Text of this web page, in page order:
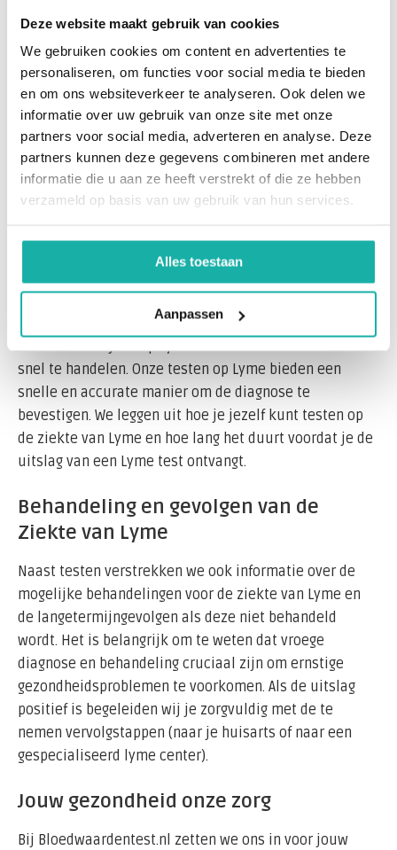
Deze website maakt gebruik van cookies
We gebruiken cookies om content en advertenties te
personaliseren, om functies voor social media te bieden
en om ons websiteverkeer te analyseren. Ook delen we
informatie over uw gebruik van onze site met onze
partners voor social media, adverteren en analyse. Deze
partners kunnen deze gegevens combineren met andere
informatie die u aan ze heeft verstrekt of die ze hebben
verzameld op basis van uw gebruik van hun services.
Alles toestaan
Aanpassen
De symptomen en het testen
Het is cruciaal om de symptomen van de ziekte van
Lyme te herkennen, zoals huiduitslag, vermoeidheid,
koorts, en gewrichtspijn. Wij bieden uitgebreide
informatie over deze symptomen en de stappen die je
kunt nemen als je denkt blootgesteld te zijn aan een
tekenbeet. Onze Lyme testen kunnen je helpen te
bepalen of je behandeling nodig hebt voor de mogelijke
Wanneer en hoe testen op ziekte van
Lyme?
Heb je een tekenbeet gehad of ervaar je symptomen
die kunnen wijzen op Lyme? Dan is het essentieel om
snel te handelen. Onze testen op Lyme bieden een
snelle en accurate manier om de diagnose te
bevestigen. We leggen uit hoe je jezelf kunt testen op
de ziekte van Lyme en hoe lang het duurt voordat je de
uitslag van een Lyme test ontvangt.
Behandeling en gevolgen van de
Ziekte van Lyme
Naast testen verstrekken we ook informatie over de
mogelijke behandelingen voor de ziekte van Lyme en
de langetermijngevolgen als deze niet behandeld
wordt. Het is belangrijk om te weten dat vroege
diagnose en behandeling cruciaal zijn om ernstige
gezondheidsproblemen te voorkomen. Als de uitslag
positief is begeleiden wij je zorgvuldig met de te
nemen vervolgstappen (naar je huisarts of naar een
gespecialiseerd lyme center).
Jouw gezondheid onze zorg
Bij Bloedwaardentest.nl zetten we ons in voor jouw